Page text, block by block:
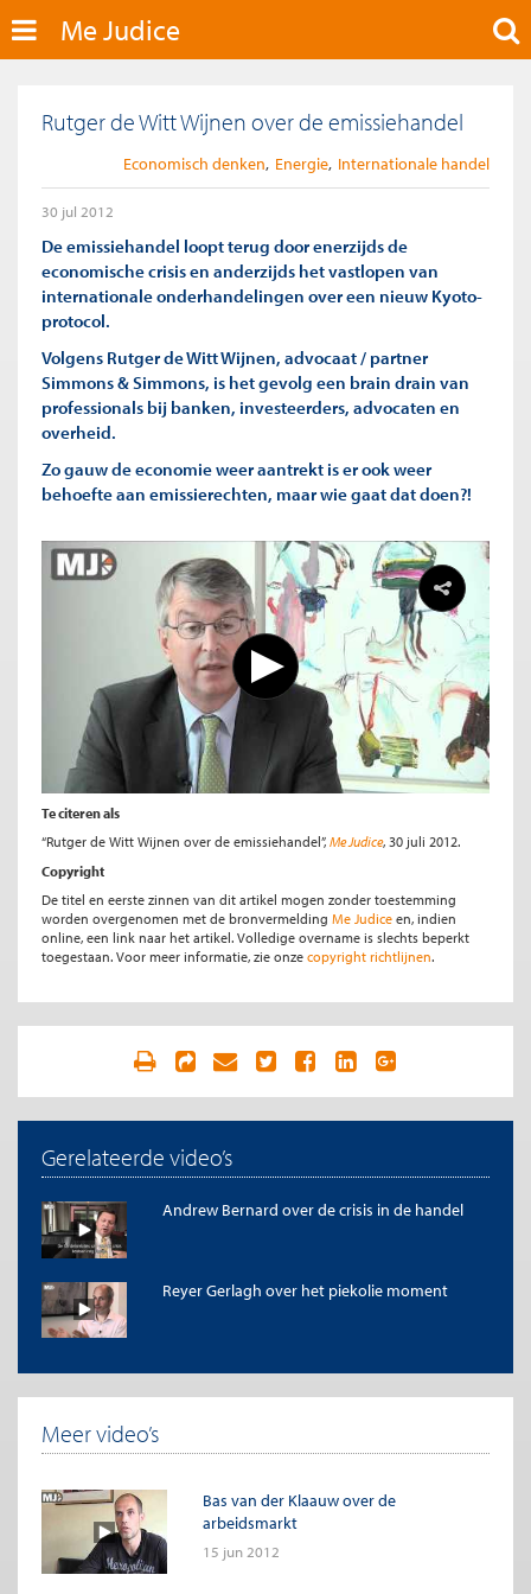
Me Judice
Rutger de Witt Wijnen over de emissiehandel
Economisch denken Energie Internationale handel
30 jul 2012
De emissiehandel loopt terug door enerzijds de
economische crisis en anderzijds het vastlopen van
internationale onderhandelingen over een nieuw Kyoto-
protocol.
Volgens Rutger de Witt Wijnen, advocaat / partner
Simmons & Simmons, is het gevolg een brain drain van
professionals bij banken, investeerders, advocaten en
overheid.
Zo gauw de economie weer aantrekt is er ook weer
behoefte aan emissierechten, maar wie gaat dat doen?!
Te citeren als
“Rutger de Witt Wijnen over de emissiehandel”, Me Judice, 30 juli 2012.
Copyright
De titel en eerste zinnen van dit artikel mogen zonder toestemming
worden overgenomen met de bronvermelding Me Judice en, indien
online, een link naar het artikel. Volledige overname is slechts beperkt
toegestaan. Voor meer informatie, zie onze copyright richtlijnen.
Gerelateerde video’s
Andrew Bernard over de crisis in de handel
Reyer Gerlagh over het piekolie moment
Meer video’s
Bas van der Klaauw over de
arbeidsmarkt
15 jun 2012